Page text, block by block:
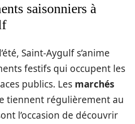
saisonniers à
Saint-Aygulf s’anime
festifs qui occupent les
publics. Les marchés
tiennent régulièrement au
l’occasion de découvrir